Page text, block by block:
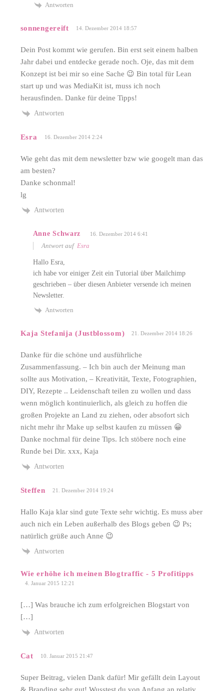
Antworten
sonnengereift 14. Dezember 2014 18:57
Dein Post kommt wie gerufen. Bin erst seit einem halben
Jahr dabei und entdecke gerade noch. Oje, das mit dem
Konzept ist bei mir so eine Sache 😉 Bin total für Lean
start up und was MediaKit ist, muss ich noch
herausfinden. Danke für deine Tipps!
Antworten
Esra 16. Dezember 2014 2:24
Wie geht das mit dem newsletter bzw wie googelt man das
am besten?
Danke schonmal!
lg
Antworten
Anne Schwarz 16. Dezember 2014 6:41
Antwort auf Esra
Hallo Esra,
ich habe vor einiger Zeit ein Tutorial über Mailchimp
geschrieben – über diesen Anbieter versende ich meinen
Newsletter.
Antworten
Kaja Stefanija (Justblossom) 21. Dezember 2014 18:26
Danke für die schöne und ausführliche
Zusammenfassung. – Ich bin auch der Meinung man
sollte aus Motivation, – Kreativität, Texte, Fotographien,
DIY, Rezepte .. Leidenschaft teilen zu wollen und dass
wenn möglich kontinuierlich, als gleich zu hoffen die
großen Projekte an Land zu ziehen, oder absofort sich
nicht mehr ihr Make up selbst kaufen zu müssen 😀
Danke nochmal für deine Tips. Ich stöbere noch eine
Runde bei Dir. xxx, Kaja
Antworten
Steffen 21. Dezember 2014 19:24
Hallo Kaja klar sind gute Texte sehr wichtig. Es muss aber
auch nich ein Leben außerhalb des Blogs geben 😉 Ps;
natürlich grüße auch Anne 😉
Antworten
Wie erhöhe ich meinen Blogtraffic - 5 Profitipps
4. Januar 2015 12:21
[…] Was brauche ich zum erfolgreichen Blogstart von
[…]
Antworten
Cat 10. Januar 2015 21:47
Super Beitrag, vielen Dank dafür! Mir gefällt dein Layout